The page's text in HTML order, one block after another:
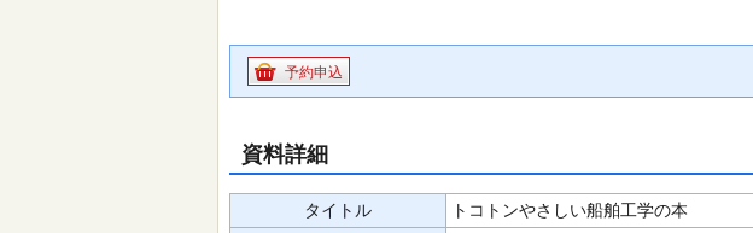
予約申込
資料詳細
タイトル
トコトンやさしい船舶工学の本